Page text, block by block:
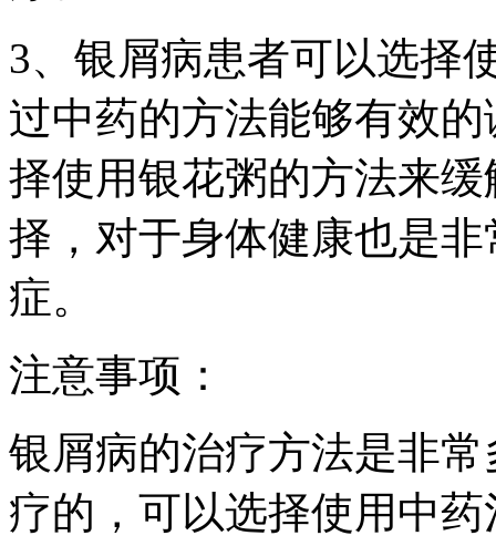
3、银屑病患者可以选择
过中药的方法能够有效
择使用银花粥的方法来
择，对于身体健康也是
症。
注意事项：
银屑病的治疗方法是非
疗的，可以选择使用中